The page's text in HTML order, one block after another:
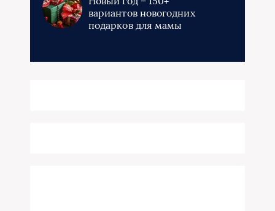
вариантов новогодних
подарков для мамы